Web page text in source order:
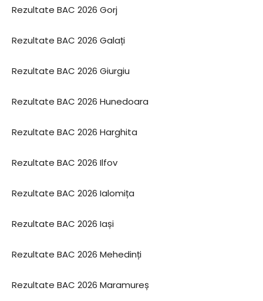
Rezultate BAC 2026 Gorj
Rezultate BAC 2026 Galați
Rezultate BAC 2026 Giurgiu
Rezultate BAC 2026 Hunedoara
Rezultate BAC 2026 Harghita
Rezultate BAC 2026 Ilfov
Rezultate BAC 2026 Ialomița
Rezultate BAC 2026 Iași
Rezultate BAC 2026 Mehedinți
Rezultate BAC 2026 Maramureș